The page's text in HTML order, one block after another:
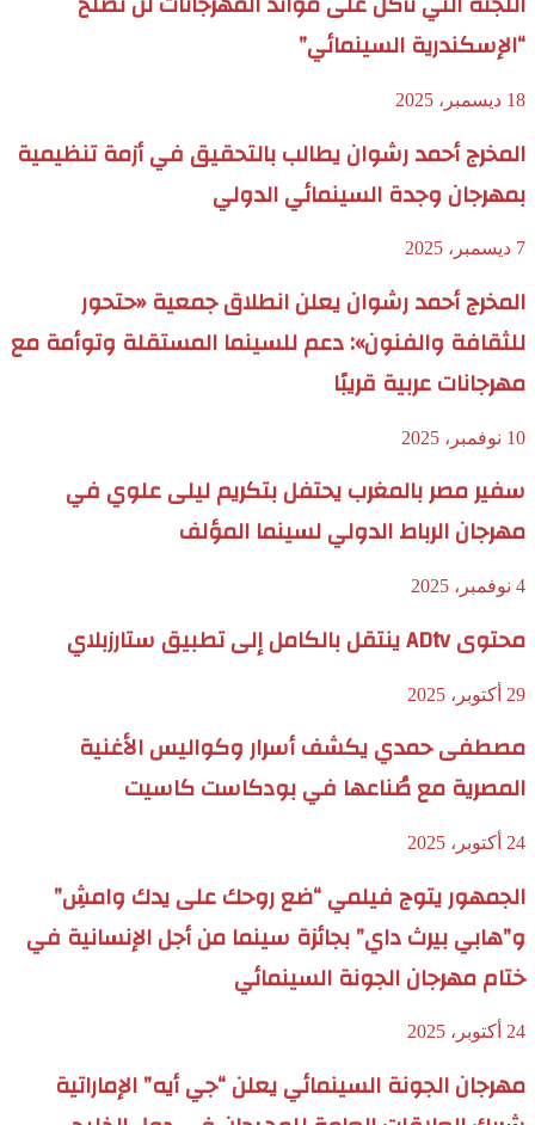
“الإسكندرية السينمائي”
18 ديسمبر، 2025
المخرج أحمد رشوان يطالب بالتحقيق في أزمة تنظيمية
بمهرجان وجدة السينمائي الدولي
7 ديسمبر، 2025
المخرج أحمد رشوان يعلن انطلاق جمعية «حتحور
للثقافة والفنون»: دعم للسينما المستقلة وتوأمة مع
مهرجانات عربية قريبًا
10 نوفمبر، 2025
سفير مصر بالمغرب يحتفل بتكريم ليلى علوي في
مهرجان الرباط الدولي لسينما المؤلف
4 نوفمبر، 2025
محتوى ADtv ينتقل بالكامل إلى تطبيق ستارزبلاي
29 أكتوبر، 2025
مصطفى حمدي يكشف أسرار وكواليس الأغنية
المصرية مع صُناعها في بودكاست كاسيت
24 أكتوبر، 2025
الجمهور يتوج فيلمي “ضع روحك على يدك وامشِ”
و”هابي بيرث داي” بجائزة سينما من أجل الإنسانية في
ختام مهرجان الجونة السينمائي
24 أكتوبر، 2025
مهرجان الجونة السينمائي يعلن “جي أيه” الإماراتية